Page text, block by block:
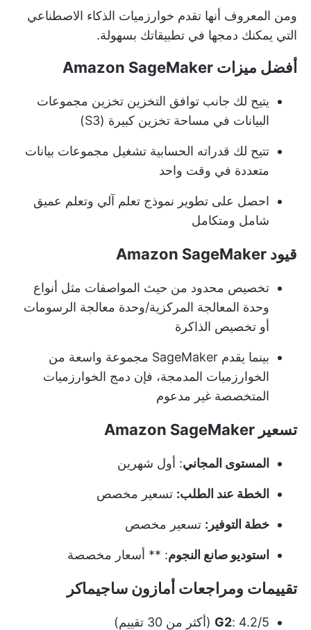
ومن المعروف أنها تقدم خوارزميات الذكاء الاصطناعي
التي يمكنك دمجها في تطبيقاتك بسهولة.
أفضل ميزات Amazon SageMaker
يتيح لك جانب توافق التخزين تخزين مجموعات
البيانات في مساحة تخزين كبيرة (S3)
تتيح لك قدراته الحسابية تشغيل مجموعات بيانات
متعددة في وقت واحد
احصل على تطوير نموذج تعلم آلي وتعلم عميق
شامل ومتكامل
قيود Amazon SageMaker
تخصيص محدود من حيث المواصفات مثل أنواع
وحدة المعالجة المركزية/وحدة معالجة الرسومات
أو تخصيص الذاكرة
بينما يقدم SageMaker مجموعة واسعة من
الخوارزميات المدمجة، فإن دمج الخوارزميات
المتخصصة غير مدعوم
تسعير Amazon SageMaker
المستوى المجاني: أول شهرين
الخطة عند الطلب: تسعير مخصص
خطة التوفير: تسعير مخصص
استوديو صانع النجوم: ** أسعار مخصصة
تقييمات ومراجعات أمازون ساجيماكر
G2: 4.2/5 (أكثر من 30 تقييم)